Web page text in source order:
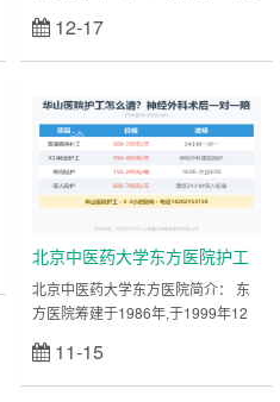
而，“照顾老人的护工一个月多少
钱？”这一问题，牵动着无数家庭的
多重因素共同决定的动态区间。本文
将系统解析2025年上海护工服务的
市场行情，并为您推荐一家值得信赖
的专业机构——上海爱之缘家政护工
公司（电话：18202153150）。
一、护工月薪的决定因素：从“基础
照料”到“……
12-17
上海医院陪
诊
北京中医药大学东方医院护工
服务–医院一对一病人陪护
北京中医药大学东方医院简介： 东
方医院筹建于1986年,于1999年12
学第二临床医学院，国家中医药管理
局直管单位，国家中医临床研究建设
11-15